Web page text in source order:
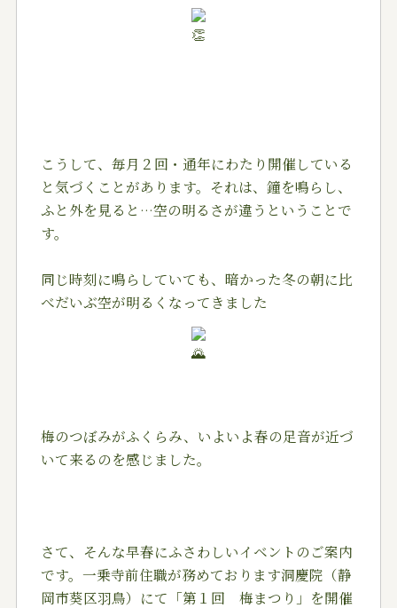
こうして、毎月２回・通年にわたり開催している
と気づくことがあります。それは、鐘を鳴らし、
ふと外を見ると…空の明るさが違うということで
す。
同じ時刻に鳴らしていても、暗かった冬の朝に比
べだいぶ空が明るくなってきました
梅のつぼみがふくらみ、いよいよ春の足音が近づ
いて来るのを感じました。
さて、そんな早春にふさわしいイベントのご案内
です。一乗寺前住職が務めております洞慶院（静
岡市葵区羽鳥）にて「第１回 梅まつり」を開催